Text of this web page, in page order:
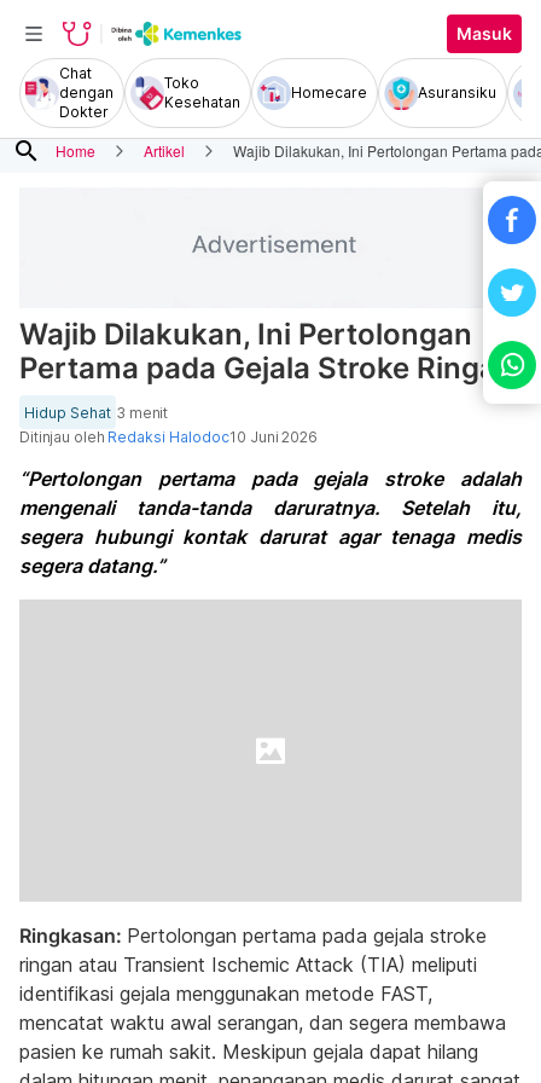
Masuk
Chat
dengan
Dokter
Toko
Kesehatan
Homecare Asuransiku
search Home Artikel Wajib Dilakukan, Ini Pertolongan Pertama
Wajib Dilakukan, Ini Pertolongan
Pertama pada Gejala Stroke Ringan
Hidup Sehat 3 menit
Ditinjau oleh Redaksi Halodoc10 Juni 2026
“Pertolongan pertama pada gejala stroke adalah
mengenali tanda-tanda daruratnya. Setelah itu,
segera hubungi kontak darurat agar tenaga medis
segera datang.”
Ringkasan: Pertolongan pertama pada gejala stroke
ringan atau Transient Ischemic Attack (TIA) meliputi
identifikasi gejala menggunakan metode FAST,
mencatat waktu awal serangan, dan segera membawa
pasien ke rumah sakit. Meskipun gejala dapat hilang